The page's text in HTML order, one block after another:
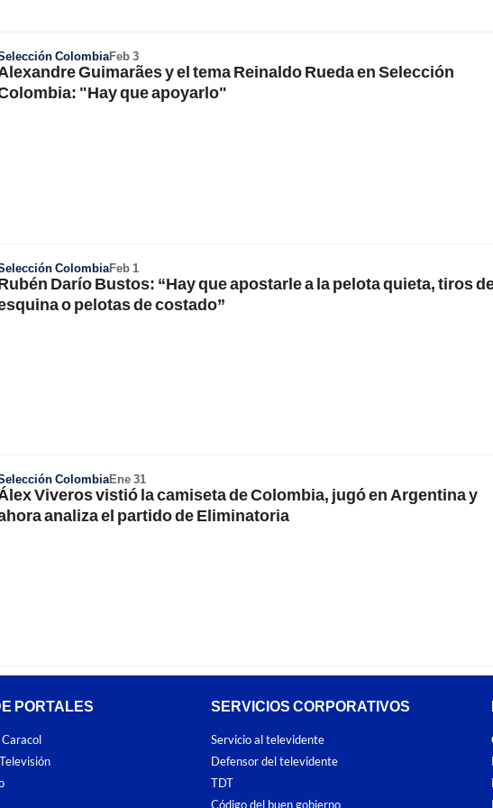
ColombiaFeb 3
Guimarães y el tema Reinaldo Rueda en Selección
"Hay que apoyarlo"
ColombiaFeb 1
Darío Bustos: “Hay que apostarle a la pelota quieta, tiros
o pelotas de costado”
ColombiaEne 31
Viveros vistió la camiseta de Colombia, jugó en Argentina y
analiza el partido de Eliminatoria
PORTALES SERVICIOS CORPORATIVOS
Servicio al televidente
Defensor del televidente
TDT
Código del buen gobierno